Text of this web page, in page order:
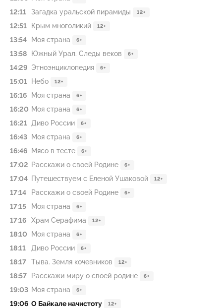
12:11 Загадка уральской пирамиды 12+
12:51 Крым многоликий 12+
13:54 Моя страна 6+
13:58 Южный Урал. Следы веков 6+
14:29 Этноэнциклопедия 6+
15:01 Небо 12+
16:16 Моя страна 6+
16:20 Моя страна 6+
16:21 Диво России 6+
16:43 Моя страна 6+
16:46 Мясо в тесте 6+
17:02 Расскажи о своей Родине 6+
17:04 Путешествуем с Еленой Ушаковой 12+
17:14 Расскажи о своей Родине 6+
17:15 Моя страна 6+
17:16 Храм Серафима 12+
18:10 Моя страна 6+
18:11 Диво России 6+
18:17 Тыва. Земля кочевников 12+
18:57 Расскажи миру о своей родине 6+
19:03 Моя страна 6+
19:06 О Байкале начистоту 12+